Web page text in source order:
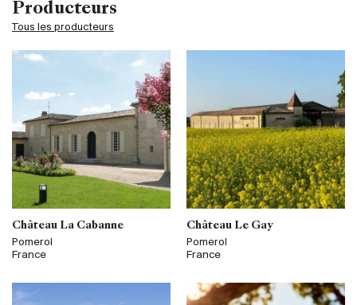
Producteurs
Tous les producteurs
Château La Cabanne
Pomerol
France
Château Le Gay
Pomerol
France